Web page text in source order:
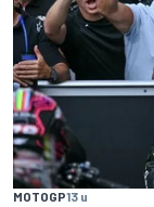
MOTOGP13 u